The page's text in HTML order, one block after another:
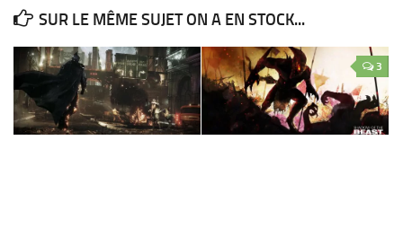
SUR LE MÊME SUJET ON A EN STOCK...
3